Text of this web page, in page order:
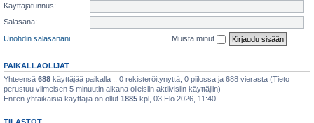
Käyttäjätunnus:
Salasana:
Unohdin salasanani
Muista minut
PAIKALLAOLIJAT
Yhteensä 688 käyttäjää paikalla :: 0 rekisteröitynyttä, 0 piilossa ja 688 vierasta (Tieto
perustuu viimeisen 5 minuutin aikana olleisiin aktiivisiin käyttäjiin)
Eniten yhtaikaisia käyttäjiä on ollut 1885 kpl, 03 Elo 2026, 11:40
TILASTOT